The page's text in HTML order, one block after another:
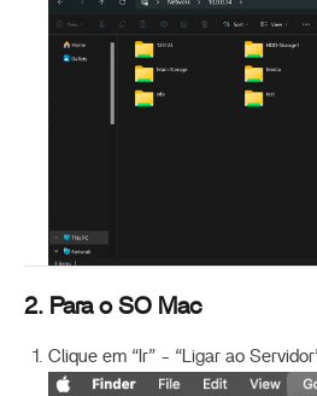
2. Para o SO Mac
Clique em “Ir” - “Ligar ao